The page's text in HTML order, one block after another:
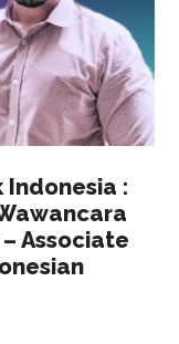
:
Associate